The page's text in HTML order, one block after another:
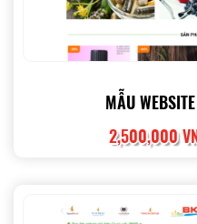
MẪU
2,500,000